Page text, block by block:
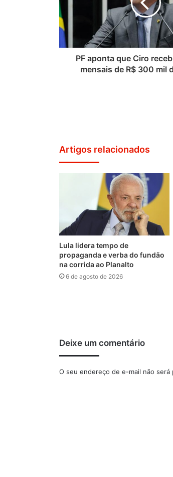
PF aponta que Ciro
mensais de R$ 300 mil
Artigos relacionados
Lula lidera tempo de
propaganda e verba do fundão
na corrida ao Planalto
6 de agosto de 2026
Deixe um comentário
O seu endereço de e-mail não será